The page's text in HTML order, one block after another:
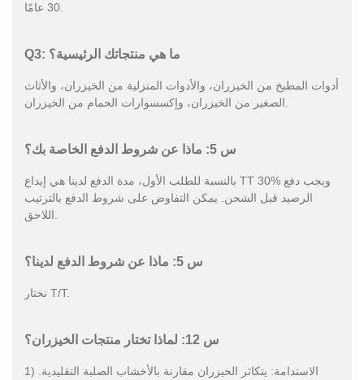
30 عامًا.
Q3: ما هي منتجاتك الرئيسية؟
أدوات المطبخ من الخيزران، والأدوات المنزلية من الخيزران، والأثاث
الصغير من الخيزران، وإكسسوارات الحمام من الخيزران.
س 5: ماذا عن شروط الدفع الخاصة بك؟
بالنسبة للطلب الأول، مدة الدفع لدينا هي إيداع TT 30% ويجب دفع
الرصيد قبل الشحن. يمكن التفاوض على شروط الدفع بالترتيب
اللاحق.
س 5: ماذا عن شروط الدفع لدينا؟
نختار T/T.
س 12: لماذا تختار منتجات الخيزران؟
1) الاستدامة: يتكاثر الخيزران مقارنة بالأخشاب الصلبة التقليدية.